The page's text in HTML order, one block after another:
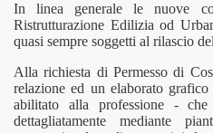
In linea generale le nuove
Ristrutturazione Edilizia od
quasi sempre soggetti al rilascio
Alla richiesta di Permesso di
relazione ed un elaborato
abilitato alla professione - che
dettagliatamente mediante
24